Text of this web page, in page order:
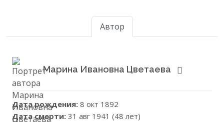
Автор
Марина Ивановна Цветаева
Дата рождения: 8 окт 1892
Дата смерти: 31 авг 1941 (48 лет)